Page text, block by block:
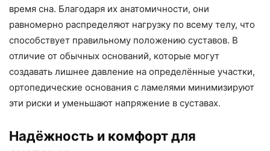
время сна. Благодаря их анатомичности, они
равномерно распределяют нагрузку по всему телу, что
способствует правильному положению суставов. В
отличие от обычных оснований, которые могут
создавать лишнее давление на определённые участки,
ортопедические основания с ламелями минимизируют
эти риски и уменьшают напряжение в суставах.
Надёжность и комфорт для